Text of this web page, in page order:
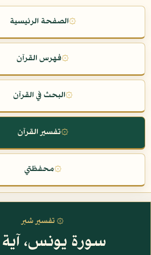
۞الصفحة الرئيسية
۞فهرس القرآن
۞البحث في القرآن
۞تفسير القرآن
۞محفظتي
۞ تفسير شبر
سورة يونس، آية ٨٤